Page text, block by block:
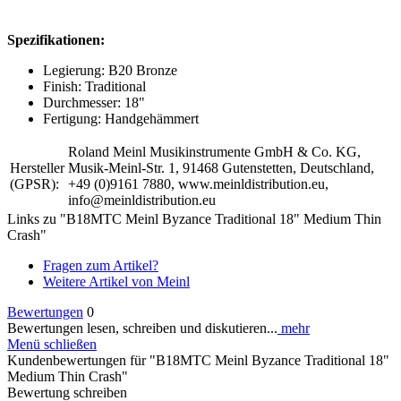
Spezifikationen:
Legierung: B20 Bronze
Finish: Traditional
Durchmesser: 18"
Fertigung: Handgehämmert
Hersteller
(GPSR):
Roland Meinl Musikinstrumente GmbH & Co. KG,
Musik-Meinl-Str. 1, 91468 Gutenstetten, Deutschland,
+49 (0)9161 7880, www.meinldistribution.eu,
info@meinldistribution.eu
Links zu "B18MTC Meinl Byzance Traditional 18" Medium Thin
Crash"
Fragen zum Artikel?
Weitere Artikel von Meinl
Bewertungen 0
Bewertungen lesen, schreiben und diskutieren... mehr
Menü schließen
Kundenbewertungen für "B18MTC Meinl Byzance Traditional 18"
Medium Thin Crash"
Bewertung schreiben